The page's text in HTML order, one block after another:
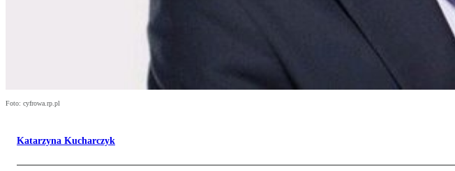
Foto: cyfrowa.rp.pl
Katarzyna Kucharczyk